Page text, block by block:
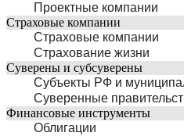
Проектные компании
Страховые компании
Страховые компании
Страхование жизни
Суверены и субсуверены
Субъекты РФ и
Суверенные
Финансовые инструменты
Облигации